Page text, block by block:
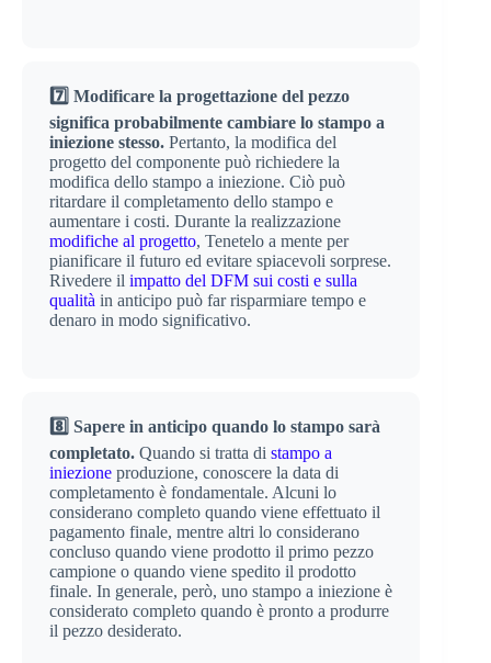
7️⃣ Modificare la progettazione del pezzo
significa probabilmente cambiare lo stampo a
iniezione stesso. Pertanto, la modifica del
progetto del componente può richiedere la
modifica dello stampo a iniezione. Ciò può
ritardare il completamento dello stampo e
aumentare i costi. Durante la realizzazione
modifiche al progetto, Tenetelo a mente per
pianificare il futuro ed evitare spiacevoli sorprese.
Rivedere il impatto del DFM sui costi e sulla
qualità in anticipo può far risparmiare tempo e
denaro in modo significativo.
8️⃣ Sapere in anticipo quando lo stampo sarà
completato. Quando si tratta di stampo a
iniezione produzione, conoscere la data di
completamento è fondamentale. Alcuni lo
considerano completo quando viene effettuato il
pagamento finale, mentre altri lo considerano
concluso quando viene prodotto il primo pezzo
campione o quando viene spedito il prodotto
finale. In generale, però, uno stampo a iniezione è
considerato completo quando è pronto a produrre
il pezzo desiderato.